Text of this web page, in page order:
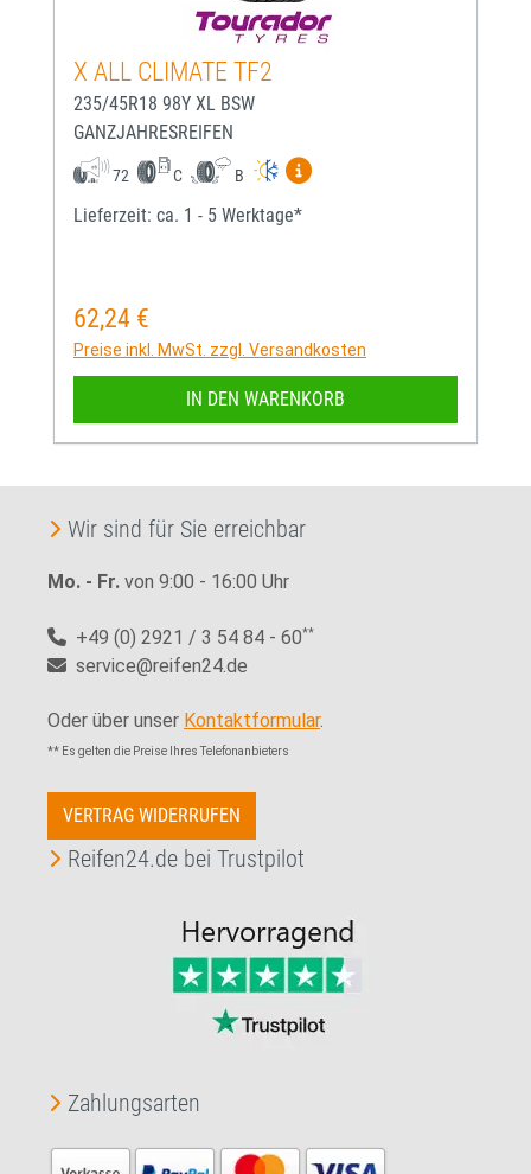
X ALL CLIMATE TF2
235/45R18 98Y XL BSW
GANZJAHRESREIFEN
72 C B
Mehr Informationen zum
Lieferzeit: ca. 1 - 5 Werktage*
Regulärer Preis:
62,24 €
Preise inkl. MwSt. zzgl. Versandkosten
IN DEN WARENKORB
Wir sind für Sie erreichbar
Mo. - Fr. von 9:00 - 16:00 Uhr
+49 (0) 2921 / 3 54 84 - 60**
service@reifen24.de
Oder über unser Kontaktformular.
** Es gelten die Preise Ihres Telefonanbieters
VERTRAG WIDERRUFEN
Reifen24.de bei Trustpilot
Zahlungsarten